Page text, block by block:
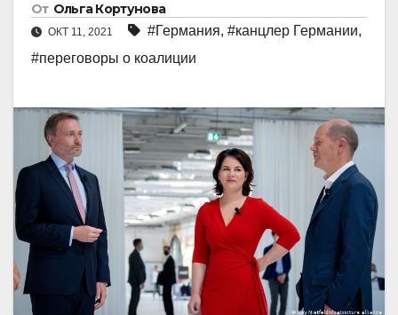
От Ольга Кортунова
ОКТ 11, 2021 #Германия, #канцлер Германии,
#переговоры о коалиции